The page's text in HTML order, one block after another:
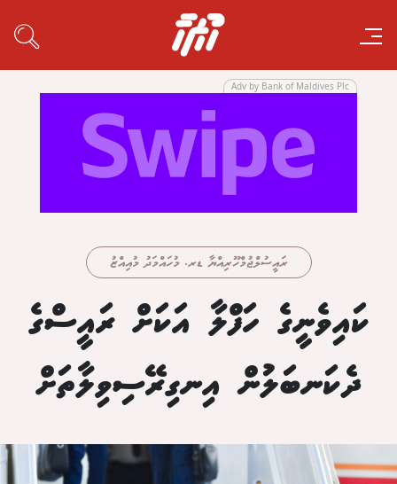
Adv by Bank of Maldives Plc
ރައީސުލްޖުމްހޫރިއްޔާ ޑރ. މުހައްމަދު މުއިއްޒު
ކައިވެނީގެ ހަފްލާ އަކަށް ރައީސްގެ
ދެކަނބަލުން އިނގިރޭސިވިލާތަށް